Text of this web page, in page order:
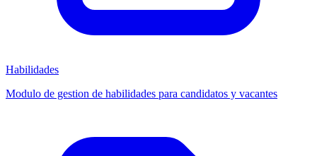
Habilidades
Modulo de gestion de habilidades para candidatos y vacantes